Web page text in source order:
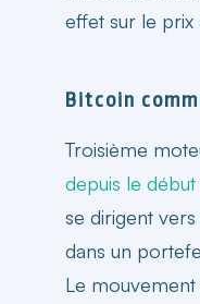
effet sur le
Bitcoin
Troisième
depuis le
se dirigent
dans un
Le